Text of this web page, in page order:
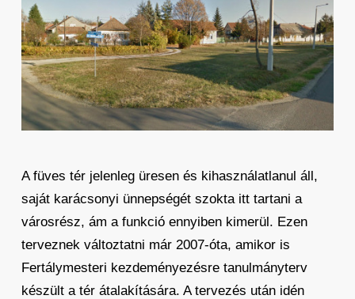
A füves tér jelenleg üresen és kihasználatlanul áll,
saját karácsonyi ünnepségét szokta itt tartani a
városrész, ám a funkció ennyiben kimerül. Ezen
terveznek változtatni már 2007-óta, amikor is
Fertálymesteri kezdeményezésre tanulmányterv
készült a tér átalakítására. A tervezés után idén